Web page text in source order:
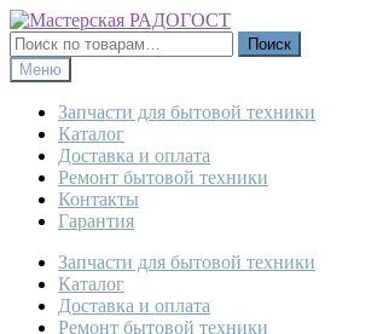
Перейти
к
навигации
Перейти
к
содержимому
Искать:
Поиск
Меню
Запчасти для бытовой техники
Каталог
Доставка и оплата
Ремонт бытовой техники
Контакты
Гарантия
Запчасти для бытовой техники
Каталог
Доставка и оплата
Ремонт бытовой техники